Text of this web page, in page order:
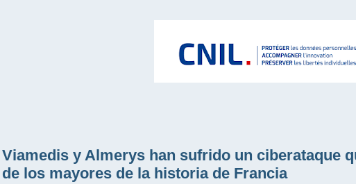
Viamedis y Almerys han sufrido un ciberataque
de los mayores de la historia de Francia